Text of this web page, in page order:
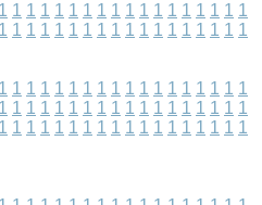
1 1 1 1 1 1 1 1 1 1 1 1 1 1 1 1 1 1
1 1 1 1 1 1 1 1 1 1 1 1 1 1 1 1 1 1
1 1 1 1 1 1 1 1 1 1 1 1 1 1 1 1 1 1
1 1 1 1 1 1 1 1 1 1 1 1 1 1 1 1 1 1
1 1 1 1 1 1 1 1 1 1 1 1 1 1 1 1 1 1